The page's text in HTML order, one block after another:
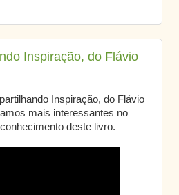
Inspiração, do Flávio
Inspiração, do Flávio
mais interessantes no
deste livro.